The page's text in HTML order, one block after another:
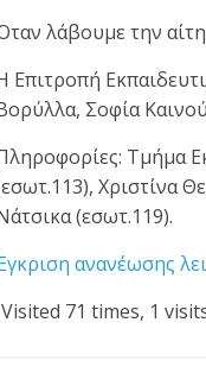
λάβουμε την
Επιτροπή
Σοφία
Τμήμα
Χριστίνα
(εσωτ.119).
ανανέωσης
71 times, 1